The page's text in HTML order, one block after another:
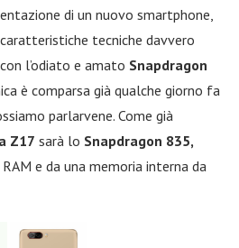
di un nuovo smartphone,
tecniche davvero
l’odiato e amato Snapdragon
è comparsa già qualche giorno fa
parlarvene. Come già
Z17 sarà lo Snapdragon 835,
e da una memoria interna da